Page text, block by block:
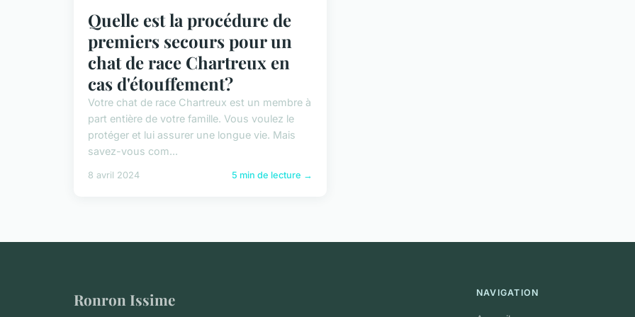
Quelle est la procédure de
premiers secours pour un
chat de race Chartreux en
cas d'étouffement?
Votre chat de race Chartreux est un membre à
part entière de votre famille. Vous voulez le
protéger et lui assurer une longue vie. Mais
savez-vous com...
8 avril 2024 5 min de lecture →
Ronron Issime NAVIGATION